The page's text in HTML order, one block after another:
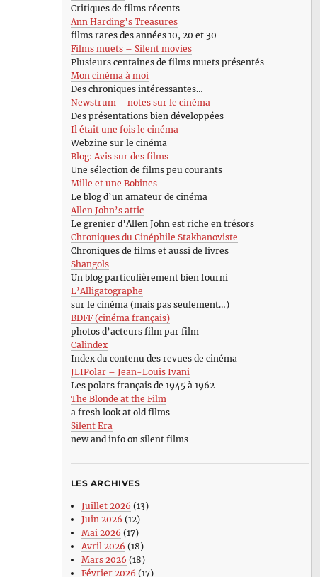
Critiques de films récents
Ann Harding’s Treasures
films rares des années 10, 20 et 30
Films muets – Silent movies
Plusieurs centaines de films muets présentés
Mon cinéma à moi
Des chroniques intéressantes…
Newstrum – notes sur le cinéma
Des présentations bien développées
Il était une fois le cinéma
Webzine sur le cinéma
Blog: Avis sur des films
Une sélection de films peu courants
Mille et une Bobines
Le blog d’un amateur de cinéma
Allen John’s attic
Le grenier d’Allen John est riche en trésors
Chroniques du Cinéphile Stakhanoviste
Chroniques de films et aussi de livres
Shangols
Un blog particulièrement bien fourni
L’Alligatographe
sur le cinéma (mais pas seulement…)
BDFF (cinéma français)
photos d’acteurs film par film
Calindex
Index du contenu des revues de cinéma
JLIPolar – Jean-Louis Ivani
Les polars français de 1945 à 1962
The Blonde at the Film
a fresh look at old films
Silent Era
new and info on silent films
LES ARCHIVES
Juillet 2026 (13)
Juin 2026 (12)
Mai 2026 (17)
Avril 2026 (18)
Mars 2026 (18)
Février 2026 (17)